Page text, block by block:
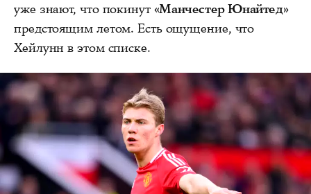
уже знают, что покинут «Манчестер Юнайтед»
предстоящим летом. Есть ощущение, что
Хейлунн в этом списке.